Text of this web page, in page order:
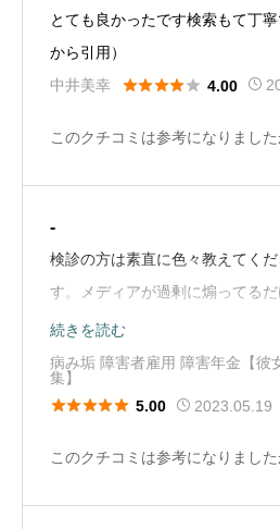
事をお勧めします。ご担当頂い
タッフさん、ご丁寧な説明は大変
す。ありがとうございました🙇（
とても良かったです検索もて丁
から引用）
中井美幸
 4.00
このクチコミは参考になりました
-
検診の方は素直に色々教えてく
す。メディアが過剰に煽ってる
知れたので人あたりもよくて良か
診のスタッフさん自分で眼科開け
らいしっかりされてます。（
続きを読む
病み垢 障害者雇用 障害年金【彼
集】
 5.00 2023.05.19
このクチコミは参考になりました